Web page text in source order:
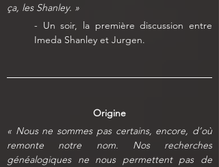
ça, les Shanley. »
- Un soir, la première discussion entre
Imeda Shanley et Jurgen.
Origine
« Nous ne sommes pas certains, encore, d’où
remonte notre nom. Nos recherches
généalogiques ne nous permettent pas de